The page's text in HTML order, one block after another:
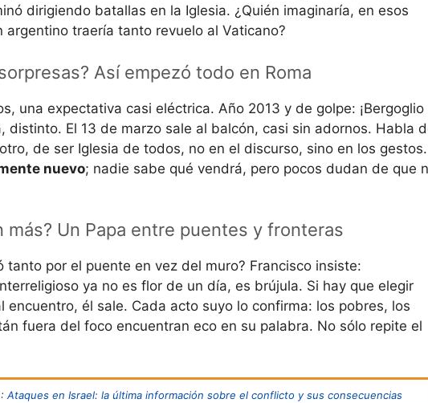
dirigiendo batallas en la Iglesia. ¿Quién imaginaría, en esos
argentino traería tanto revuelo al Vaticano?
Así empezó todo en Roma
una expectativa casi eléctrica. Año 2013 y de golpe: ¡Bergoglio
distinto. El 13 de marzo sale al balcón, casi sin adornos. Habla
de ser Iglesia de todos, no en el discurso, sino en los gestos.
nuevo; nadie sabe qué vendrá, pero pocos dudan de que
más? Un Papa entre puentes y fronteras
tanto por el puente en vez del muro? Francisco insiste:
ya no es flor de un día, es brújula. Si hay que elegir
encuentro, él sale. Cada acto suyo lo confirma: los pobres, los
fuera del foco encuentran eco en su palabra. No sólo repite el
Ataques en Israel: la última información sobre el conflicto y sus consecuencias